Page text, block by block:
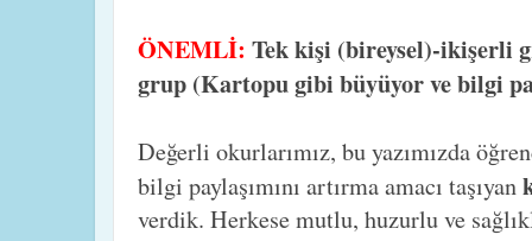
ÖNEMLİ: Tek kişi (bireysel)-ikişerli
grup (Kartopu gibi büyüyor ve bilgi
Değerli okurlarımız, bu yazımızda
bilgi paylaşımını artırma amacı taşıyan
verdik. Herkese mutlu, huzurlu ve